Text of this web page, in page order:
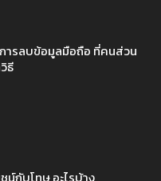
ารลบข้อมูลมือถือ ที่คนส่วน
ธี
น์กับโทษ อะไรบ้าง